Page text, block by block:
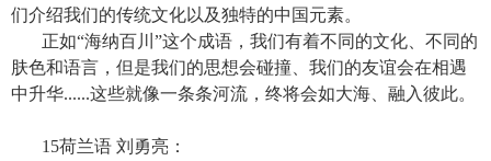
们介绍我们的传统文化以及独特的中国元素。
正如“海纳百川”这个成语，我们有着不同的文化、不同的
肤色和语言，但是我们的思想会碰撞、我们的友谊会在相遇
中升华......这些就像一条条河流，终将会如大海、融入彼此。
15荷兰语 刘勇亮：